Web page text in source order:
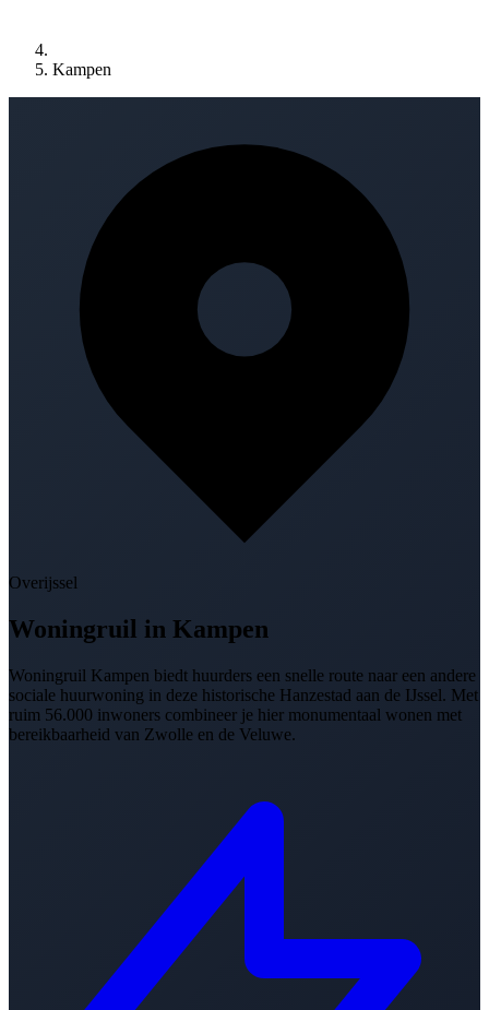
Kampen
Overijssel
Woningruil in Kampen
Woningruil Kampen biedt huurders een snelle route naar een andere
sociale huurwoning in deze historische Hanzestad aan de IJssel. Met
ruim 56.000 inwoners combineer je hier monumentaal wonen met
bereikbaarheid van Zwolle en de Veluwe.